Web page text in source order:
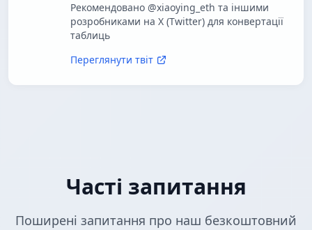
Рекомендовано @xiaoying_eth та іншими
розробниками на X (Twitter) для конвертації
таблиць
Переглянути твіт
Часті запитання
Поширені запитання про наш безкоштовний